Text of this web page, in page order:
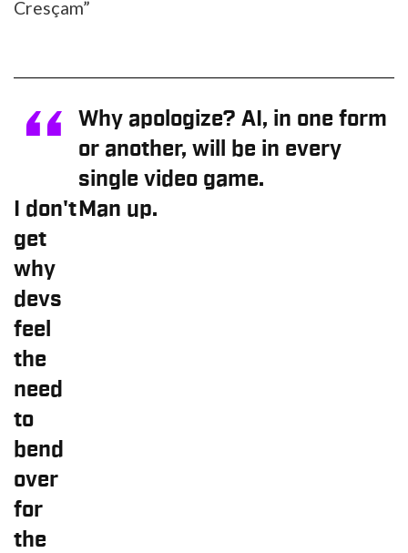
Cresçam”
Why apologize? AI, in one form
or another, will be in every
single video game.
I don't
get
why
devs
feel
the
need
to
bend
over
for
the
Man up.